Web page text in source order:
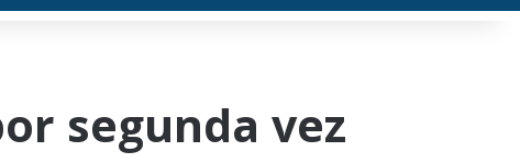
segunda vez